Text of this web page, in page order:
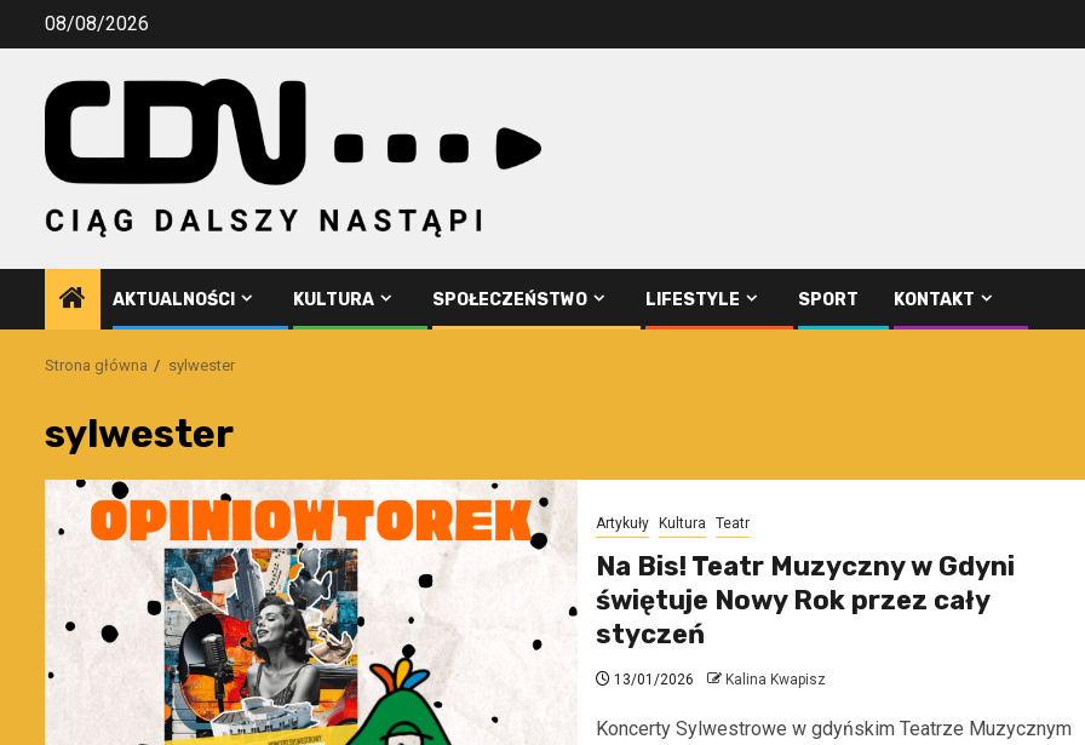
Przejdź08/08/2026
AKTUALNOŚCI KULTURA SPOŁECZEŃSTWO LIFESTYLE SPORT KONTAKT
Strona główna sylwester
sylwester
Artykuły Kultura Teatr
Na Bis! Teatr Muzyczny w Gdyni
świętuje Nowy Rok przez cały
styczeń
13/01/2026 Kalina Kwapisz
Koncerty Sylwestrowe w gdyńskim Teatrze Muzycznym